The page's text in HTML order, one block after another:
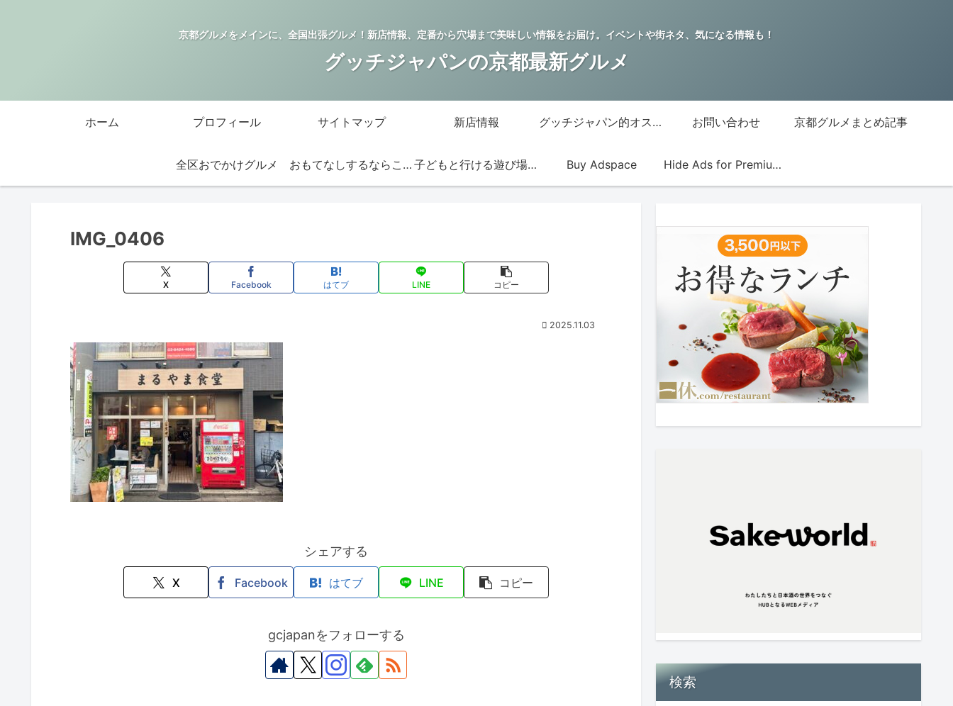
京都グルメをメインに、全国出張グルメ！新店情報、定番から穴場まで美味しい情報をお届け。イベントや街ネタ、気になる情報も！
グッチジャパンの京都最新グルメ
ホーム プロフィール サイトマップ 新店情報 グッチジャパン的オススメ店 お問い合わせ 京都グルメまとめ記事
全区おでかけグルメ おもてなしするならこの店 子どもと行ける遊び場・お店 Buy Adspace Hide Ads for Premium Members
IMG_0406
X Facebook はてブ LINE コピー
2025.11.03
シェアする
X Facebook はてブ LINE コピー
gcjapanをフォローする
検索